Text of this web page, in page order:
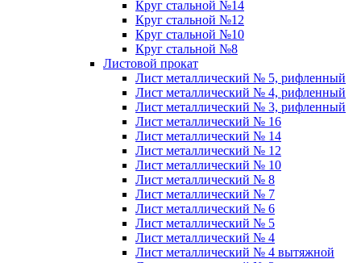
Круг стальной №14
Круг стальной №12
Круг стальной №10
Круг стальной №8
Листовой прокат
Лист металлический № 5, рифленный
Лист металлический № 4, рифленный
Лист металлический № 3, рифленный
Лист металлический № 16
Лист металлический № 14
Лист металлический № 12
Лист металлический № 10
Лист металлический № 8
Лист металлический № 7
Лист металлический № 6
Лист металлический № 5
Лист металлический № 4
Лист металлический № 4 вытяжной